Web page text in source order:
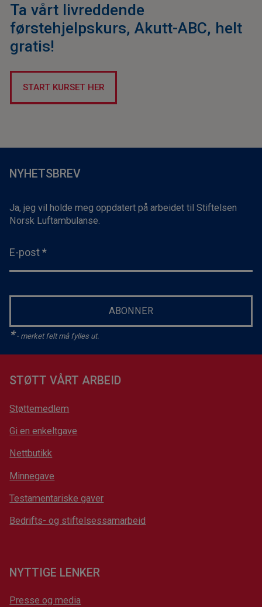
Ta vårt livreddende
førstehjelpskurs, Akutt-ABC, helt
gratis!
START KURSET HER
NYHETSBREV
Ja, jeg vil holde meg oppdatert på arbeidet til Stiftelsen
Norsk Luftambulanse.
E-post *
ABONNER
*- merket felt må fylles ut.
STØTT VÅRT ARBEID
Støttemedlem
Gi en enkeltgave
Nettbutikk
Minnegave
Testamentariske gaver
Bedrifts- og stiftelsessamarbeid
NYTTIGE LENKER
Presse og media